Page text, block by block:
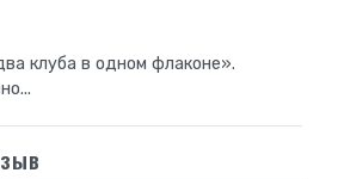
клуба в одном флаконе».